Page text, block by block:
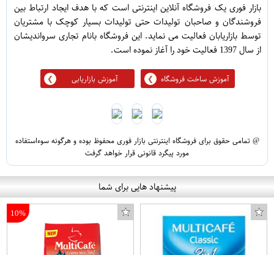
بازار فوری یک فروشگاه آنلاین اینترنتی است که با هدف ایجاد ارتباط بین
فروشندگان و صاحبان تولیدات حتی تولیدات بسیار کوچک با مشتریان
توسط بازاریابان فعالیت می نماید. این فروشگاه بانام تجاری سرواندیشان
از سال 1397 فعالیت خود را آغاز نموده است.
آموزش ساخت فروشگاه آموزش بازاریابی
@ تمامی حقوق برای فروشگاه اینترنتی بازار فوری محفوظ بوده و هرگونه سوءاستفاده
مورد پیگرد قانونی قرار خواهد گرفت
پیشنهاد هایی برای شما
10%